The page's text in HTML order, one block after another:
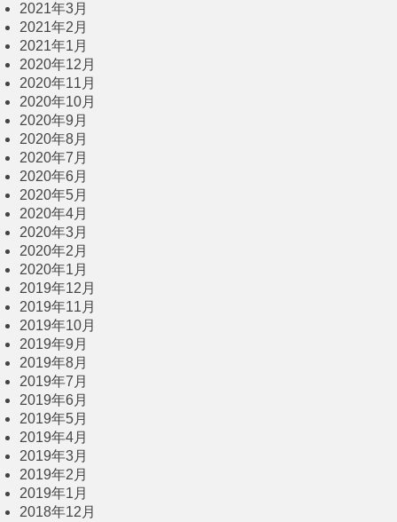
2021年3月
2021年2月
2021年1月
2020年12月
2020年11月
2020年10月
2020年9月
2020年8月
2020年7月
2020年6月
2020年5月
2020年4月
2020年3月
2020年2月
2020年1月
2019年12月
2019年11月
2019年10月
2019年9月
2019年8月
2019年7月
2019年6月
2019年5月
2019年4月
2019年3月
2019年2月
2019年1月
2018年12月